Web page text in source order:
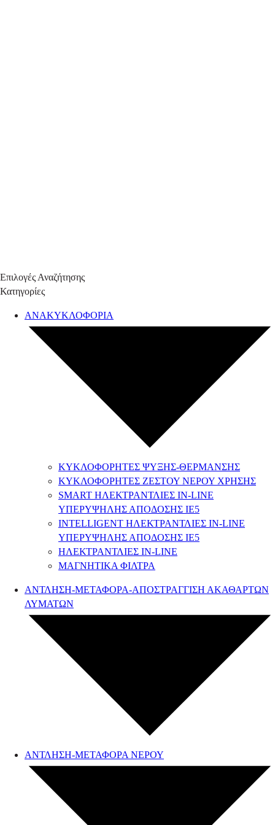
Επιλογές Αναζήτησης
Κατηγορίες
ΑΝΑΚΥΚΛΟΦΟΡΙΑ
ΚΥΚΛΟΦΟΡΗΤΕΣ ΨΥΞΗΣ-ΘΕΡΜΑΝΣΗΣ
ΚΥΚΛΟΦΟΡΗΤΕΣ ΖΕΣΤΟΥ ΝΕΡΟΥ ΧΡΗΣΗΣ
SMART ΗΛΕΚΤΡΑΝΤΛΙΕΣ IN-LINE
ΥΠΕΡΥΨΗΛΗΣ ΑΠΟΔΟΣΗΣ IE5
INTELLIGENT ΗΛΕΚΤΡΑΝΤΛΙΕΣ IN-LINE
ΥΠΕΡΥΨΗΛΗΣ ΑΠΟΔΟΣΗΣ ΙΕ5
ΗΛΕΚΤΡΑΝΤΛΙΕΣ IN-LINE
ΜΑΓΝΗΤΙΚΑ ΦΙΛΤΡΑ
ΑΝΤΛΗΣΗ-ΜΕΤΑΦΟΡΑ-ΑΠΟΣΤΡΑΓΓΙΣΗ ΑΚΑΘΑΡΤΩΝ
ΛΥΜΑΤΩΝ
ΑΝΤΛΗΣΗ-ΜΕΤΑΦΟΡΑ ΝΕΡΟΥ